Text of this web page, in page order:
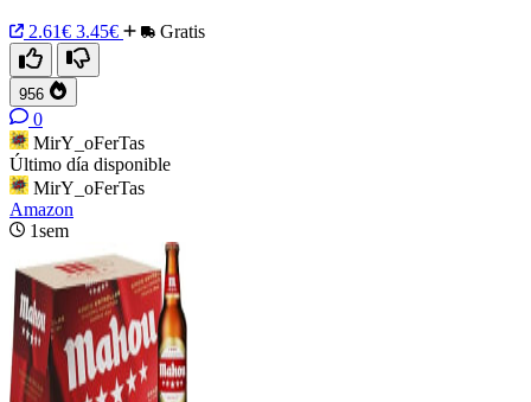
2.61€ 3.45€ Gratis
956
0
MirY_oFerTas
Último día disponible
MirY_oFerTas
Amazon
1sem